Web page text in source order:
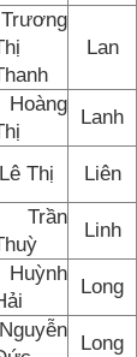
Trương
Lan
Hoàng
Lanh
Lê Thị Liên
Trần
Linh
Huỳnh
Long
Nguyễn
Long